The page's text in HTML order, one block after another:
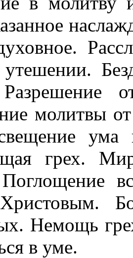
молитвы
ума
грех.
Поглощение
Немощь
в уме.